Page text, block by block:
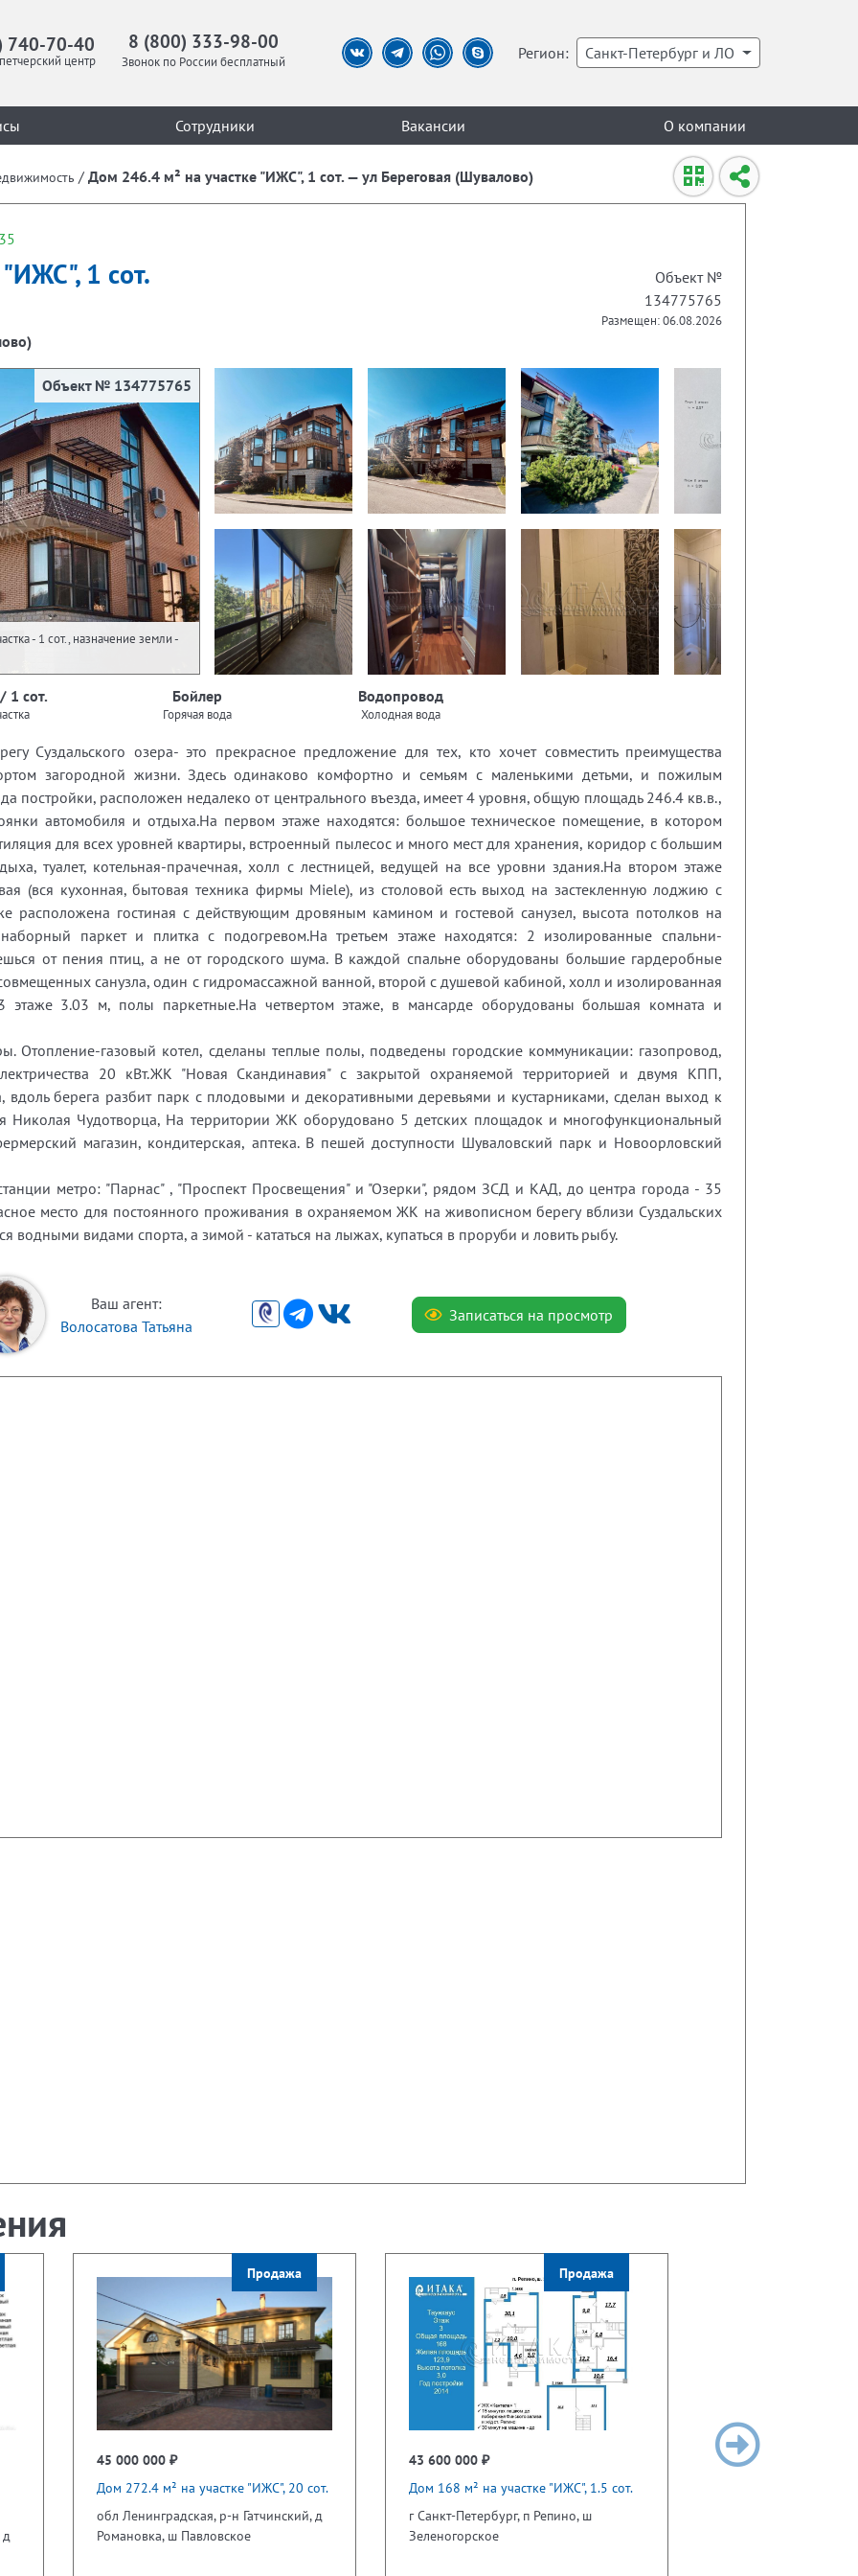
740-70-40
центр
8 (800) 333-98-00
Звонок по России бесплатный Регион: Санкт-Петербург и ЛО
Сотрудники Вакансии О компании
/ Дом 246.4 м² на участке "ИЖС", 1 сот. — ул Береговая (Шувалово)
1 сот.
Объект №
134775765
Размещен: 06.08.2026
Объект № 134775765
- 1 сот., назначение земли -
1 сот. Бойлер
Горячая вода
Водопровод
Холодная вода
Суздальского озера- это прекрасное предложение для тех, кто хочет совместить преимущества
загородной жизни. Здесь одинаково комфортно и семьям с маленькими детьми, и пожилым
постройки, расположен недалеко от центрального въезда, имеет 4 уровня, общую площадь 246.4 кв.в.,
автомобиля и отдыха.На первом этаже находятся: большое техническое помещение, в котором
для всех уровней квартиры, встроенный пылесос и много мест для хранения, коридор с большим
туалет, котельная-прачечная, холл с лестницей, ведущей на все уровни здания.На втором этаже
(вся кухонная, бытовая техника фирмы Miele), из столовой есть выход на застекленную лоджию с
расположена гостиная с действующим дровяным камином и гостевой санузел, высота потолков на
паркет и плитка с подогревом.На третьем этаже находятся: 2 изолированные спальни-
от пения птиц, а не от городского шума. В каждой спальне оборудованы большие гардеробные
санузла, один с гидромассажной ванной, второй с душевой кабиной, холл и изолированная
этаже 3.03 м, полы паркетные.На четвертом этаже, в мансарде оборудованы большая комната и
Отопление-газовый котел, сделаны теплые полы, подведены городские коммуникации: газопровод,
20 кВт.ЖК "Новая Скандинавия" с закрытой охраняемой территорией и двумя КПП,
вдоль берега разбит парк с плодовыми и декоративными деревьями и кустарниками, сделан выход к
Николая Чудотворца, На территории ЖК оборудовано 5 детских площадок и многофункциональный
магазин, кондитерская, аптека. В пешей доступности Шуваловский парк и Новоорловский
метро: "Парнас" , "Проспект Просвещения" и "Озерки", рядом ЗСД и КАД, до центра города - 35
место для постоянного проживания в охраняемом ЖК на живописном берегу вблизи Суздальских
водными видами спорта, а зимой - кататься на лыжах, купаться в проруби и ловить рыбу.
Ваш агент:
Волосатова Татьяна
Записаться на просмотр
д
Продажа
45 000 000 ₽
Дом 272.4 м² на участке "ИЖС", 20 сот.
обл Ленинградская, р-н Гатчинский, д
Романовка, ш Павловское
Продажа
43 600 000 ₽
Дом 168 м² на участке "ИЖС", 1.5 сот.
г Санкт-Петербург, п Репино, ш
Зеленогорское